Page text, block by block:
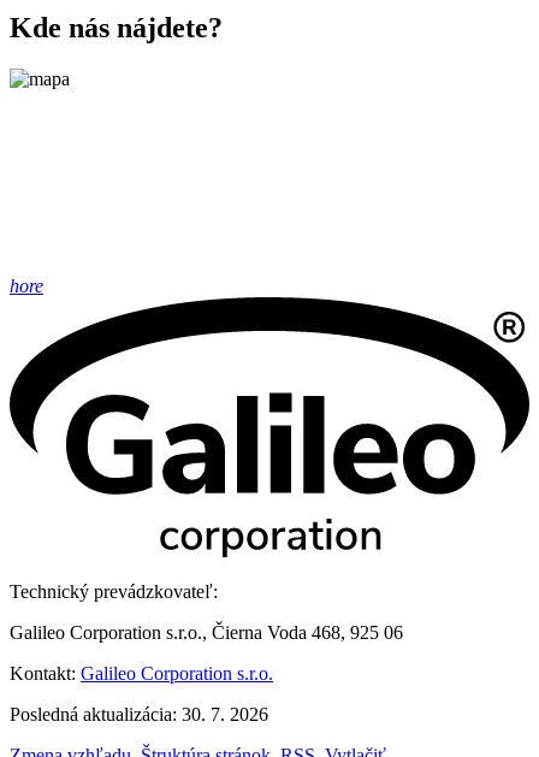
Kde nás nájdete?
hore
Technický prevádzkovateľ:
Galileo Corporation s.r.o., Čierna Voda 468, 925 06
Kontakt: Galileo Corporation s.r.o.
Posledná aktualizácia: 30. 7. 2026